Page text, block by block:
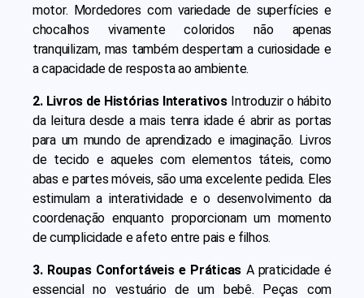
motor. Mordedores com variedade de superfícies e
chocalhos vivamente coloridos não apenas
tranquilizam, mas também despertam a curiosidade e
a capacidade de resposta ao ambiente.
2. Livros de Histórias InterativosIntroduzir o hábito
da leitura desde a mais tenra idade é abrir as portas
para um mundo de aprendizado e imaginação. Livros
de tecido e aqueles com elementos táteis, como
abas e partes móveis, são uma excelente pedida. Eles
estimulam a interatividade e o desenvolvimento da
coordenação enquanto proporcionam um momento
de cumplicidade e afeto entre pais e filhos.
3. Roupas Confortáveis e Práticas A praticidade é
essencial no vestuário de um bebê. Peças com